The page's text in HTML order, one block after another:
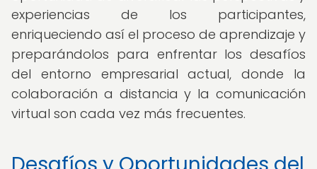
experiencias de los participantes,
enriqueciendo así el proceso de aprendizaje y
preparándolos para enfrentar los desafíos
del entorno empresarial actual, donde la
colaboración a distancia y la comunicación
virtual son cada vez más frecuentes.